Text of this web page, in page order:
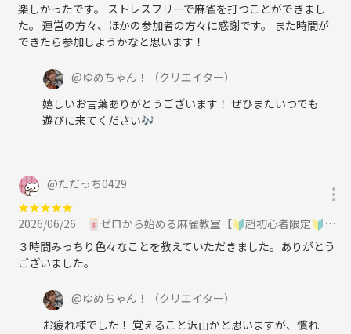
楽しかったです。 ストレスフリーで麻雀を打つことができまし
た。 運営の方々、ほかの参加者の方々に感謝です。 また時間が
できたら参加しようかなと思います！
@ゆめちゃん！
（クリエイター）
嬉しいお言葉ありがとうございます！ ぜひまたいつでも
遊びに来てください🎶
@ただっち0429
★★★★★
2026/06/26
🀄ゼロから始める麻雀教室【🔰超初心者限定🔰】全く打てない方・初めてみたい方大募集！！に参加
３時間みっちり色々なことを教えていただきました。ありがとう
ございました。
@ゆめちゃん！
（クリエイター）
お疲れ様でした！ 覚えること沢山かと思いますが、慣れ